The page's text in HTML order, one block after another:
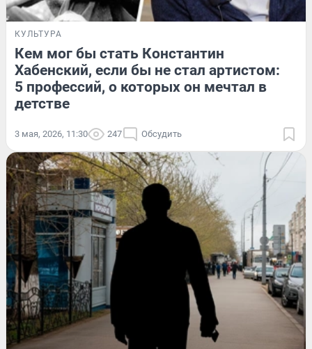
КУЛЬТУРА
Кем мог бы стать Константин
Хабенский, если бы не стал артистом:
5 профессий, о которых он мечтал в
детстве
3 мая, 2026, 11:30 247 Обсудить